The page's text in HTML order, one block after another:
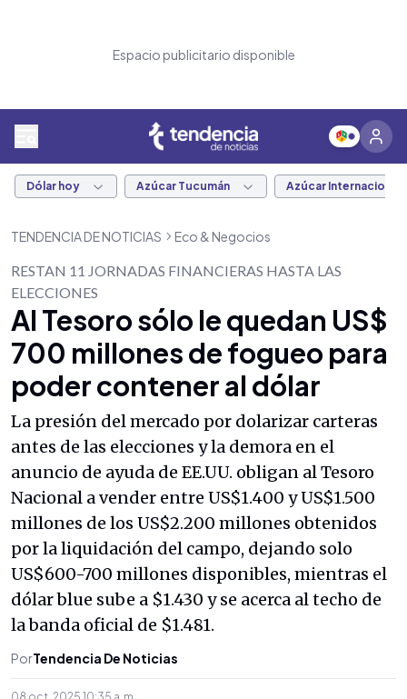
Espacio publicitario disponible
Dólar hoy Azúcar Tucumán Azúcar Internacional
TENDENCIA DE NOTICIAS Eco & Negocios
RESTAN 11 JORNADAS FINANCIERAS HASTA LAS
ELECCIONES
Al Tesoro sólo le quedan US$
700 millones de fogueo para
poder contener al dólar
La presión del mercado por dolarizar carteras
antes de las elecciones y la demora en el
anuncio de ayuda de EE.UU. obligan al Tesoro
Nacional a vender entre US$1.400 y US$1.500
millones de los US$2.200 millones obtenidos
por la liquidación del campo, dejando solo
US$600-700 millones disponibles, mientras el
dólar blue sube a $1.430 y se acerca al techo de
la banda oficial de $1.481.
PorTendencia De Noticias